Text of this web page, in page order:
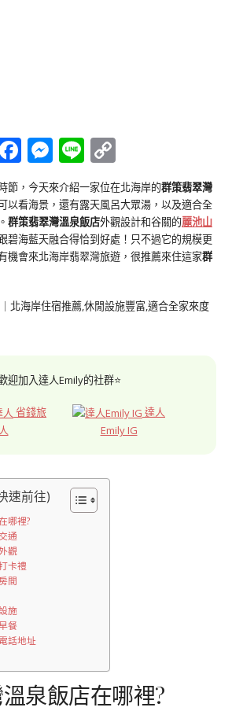
Facebook
Messenger
Line
Link
節，今天來介紹一家位在北海岸的群策翡翠灣
以看海景，還有露天風呂大眾湯，以及適合全
群策翡翠灣溫泉飯店外觀設計和谷關的麗池山
碧海藍天融合得恰到好處！只不過它的規模更
機會來北海岸翡翠灣旅遊，很推薦來住這家群
迎加入達人Emily的社群⭐
省錢旅
達人
Emily IG
速前往)
哪裡?
通
觀
卡禮
間
施
餐
話地址
泉飯店在哪裡?